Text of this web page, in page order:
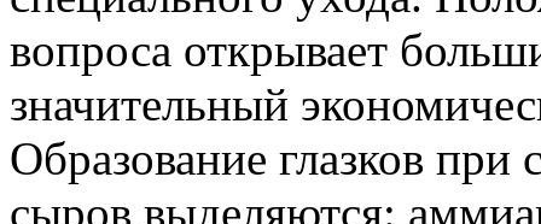
вопроса открывает
значительный
Образование глазков при
сыров выделяются: